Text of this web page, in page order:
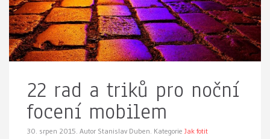
22 rad a triků pro noční
focení mobilem
30. srpen 2015. Autor Stanislav Duben. Kategorie Jak fotit